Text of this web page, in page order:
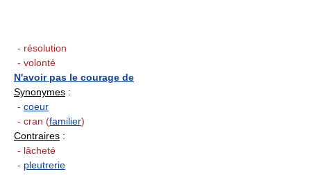
- résolution
- volonté
N'avoir pas le courage de
Synonymes :
- coeur
- cran (familier)
Contraires :
- lâcheté
- pleutrerie